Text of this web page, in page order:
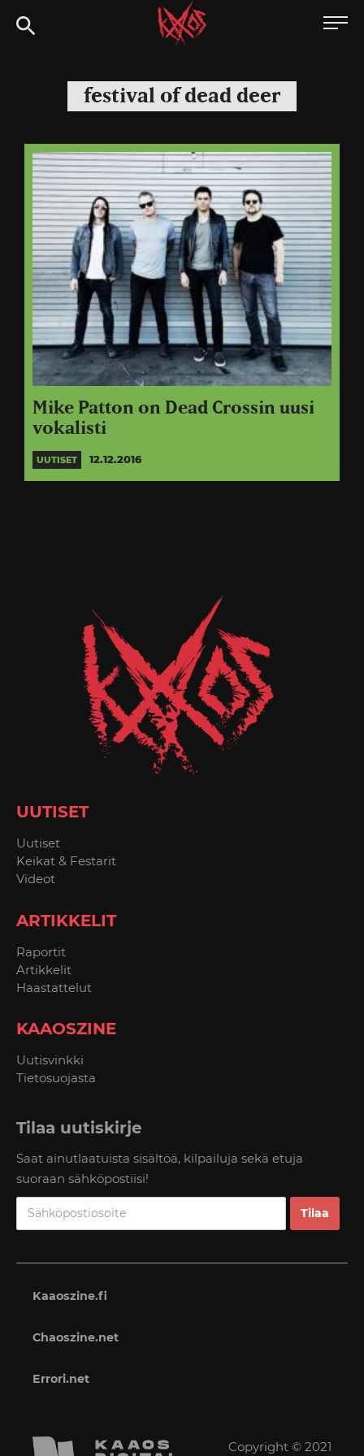
Siirry
suoraan
Kaaoszine
festival of dead deer
Mike Patton on Dead Crossin uusi
vokalisti
UUTISET 12.12.2016
UUTISET
Uutiset
Keikat & Festarit
Videot
ARTIKKELIT
Raportit
Artikkelit
Haastattelut
KAAOSZINE
Uutisvinkki
Tietosuojasta
Tilaa uutiskirje
Saat ainutlaatuista sisältöä, kilpailuja sekä etuja
suoraan sähköpostiisi!
Kaaoszine.fi
Chaoszine.net
Errori.net
Copyright © 2021